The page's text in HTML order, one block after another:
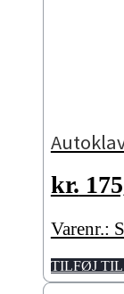
kr.
Varenr.:
TILFØJ